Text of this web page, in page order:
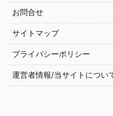
お問合せ
サイトマップ
プライバシーポリシー
運営者情報/当サイトについ